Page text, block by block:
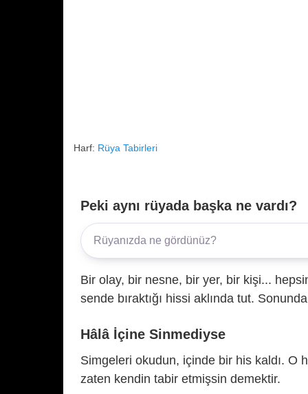
Harf: Rüya Tabirleri
Peki aynı rüyada başka ne vardı?
Bir olay, bir nesne, bir yer, bir kişi...
sende bıraktığı hissi aklında tut.
Hâlâ İçine Sinmediyse
Simgeleri okudun, içinde bir his kaldı. O
zaten kendin tabir etmişsin demektir.